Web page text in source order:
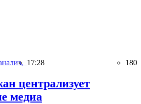
17:28 180
централизует
медиа